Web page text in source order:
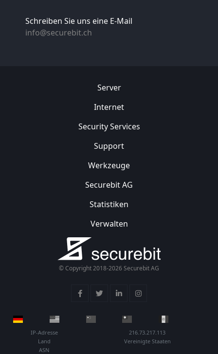
Schreiben Sie uns eine E-Mail
info@securebit.ch
Server
Internet
Security Services
Support
Werkzeuge
Securebit AG
Statistiken
Verwalten
© Copyright 2018-2026 Securebit AG
IP-Adresse
216.73.217.113
Land
Vereinigte Staaten
ASN